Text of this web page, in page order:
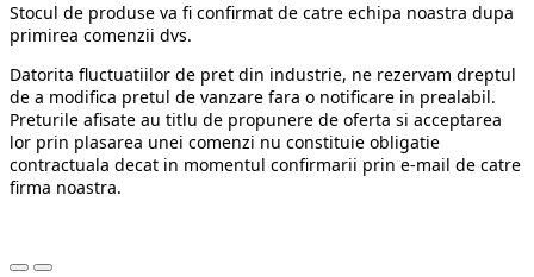
Stocul de produse va fi confirmat de catre echipa noastra dupa
primirea comenzii dvs.
Datorita fluctuatiilor de pret din industrie, ne rezervam dreptul
de a modifica pretul de vanzare fara o notificare in prealabil.
Preturile afisate au titlu de propunere de oferta si acceptarea
lor prin plasarea unei comenzi nu constituie obligatie
contractuala decat in momentul confirmarii prin e-mail de catre
firma noastra.